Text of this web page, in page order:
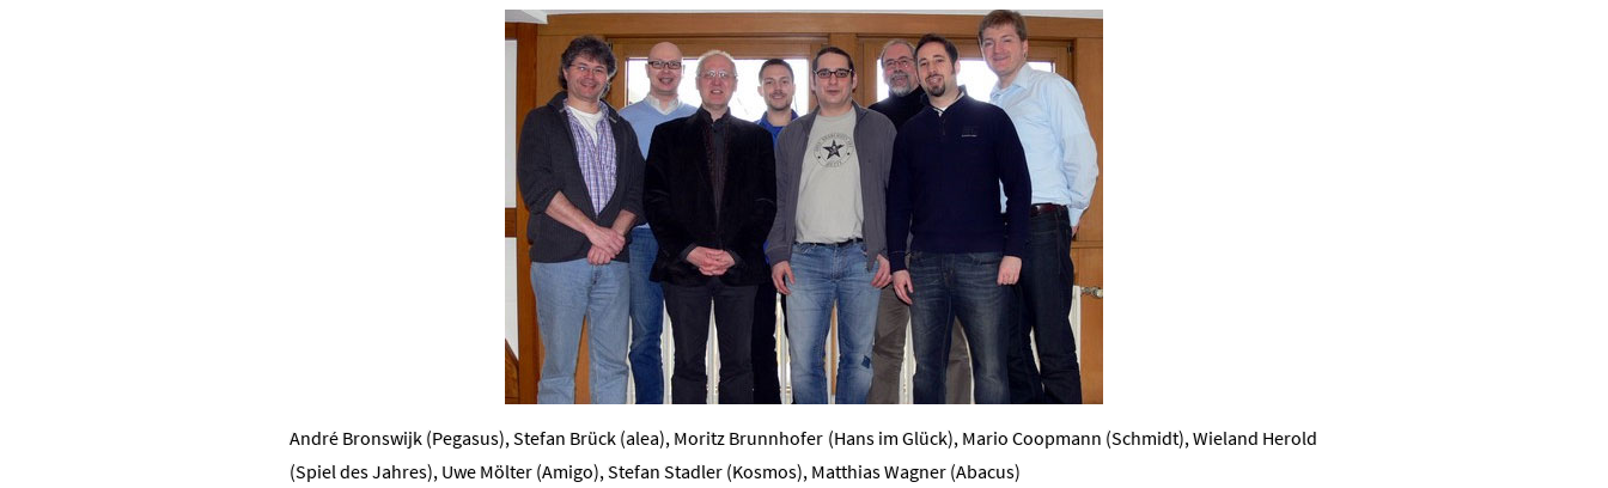
André Bronswijk (Pegasus), Stefan Brück (alea), Moritz Brunnhofer (Hans im Glück), Mario Coopmann (Schmidt), Wieland Herold
(Spiel des Jahres), Uwe Mölter (Amigo), Stefan Stadler (Kosmos), Matthias Wagner (Abacus)